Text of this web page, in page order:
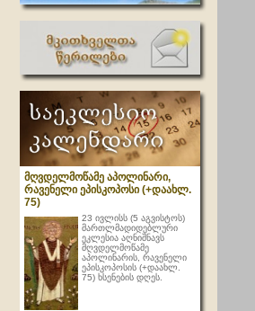
მღვდელმოწამე აპოლინარი,
რავენელი ეპისკოპოსი (+დაახლ.
75)
23 ივლისს (5 აგვისტოს)
მართლმადიდებლური
ეკლესია აღნიშნავს
მღვდელმოწამე
აპოლინარის, რავენელი
ეპისკოპოსის (+დაახლ.
75) ხსენების დღეს.